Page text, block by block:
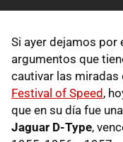
Si ayer dejamos
argumentos que
cautivar las miradas
Festival of Speed ,
que en su día fue
Jaguar D-Type,